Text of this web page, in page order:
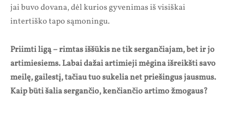
jai buvo dovana, dėl kurios gyvenimas iš visiškai
intertiško tapo sąmoningu.
Priimti ligą – rimtas iššūkis ne tik sergančiajam, bet ir jo
artimiesiems. Labai dažai artimieji mėgina išreikšti savo
meilę, gailestį, tačiau tuo sukelia net priešingus jausmus.
Kaip būti šalia sergančio, kenčiančio artimo žmogaus?